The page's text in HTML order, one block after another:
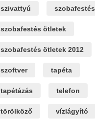
szivattyú szobafestés
szobafestés ötletek
szobafestés ötletek 2012
szoftver tapéta
tapétázás telefon
törölköző vízlágyító